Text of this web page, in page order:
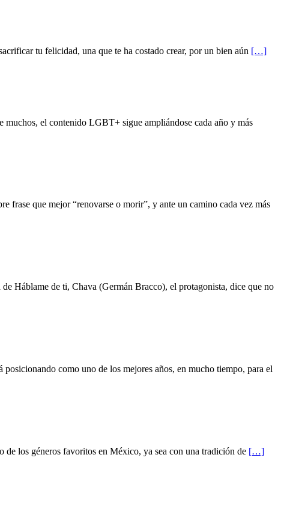
tu felicidad, una que te ha costado crear, por un bien aún […]
el contenido LGBT+ sigue ampliándose cada año y más
frase que mejor “renovarse o morir”, y ante un camino cada vez más
Háblame de ti, Chava (Germán Bracco), el protagonista, dice que no
como uno de los mejores años, en mucho tiempo, para el
los géneros favoritos en México, ya sea con una tradición de […]